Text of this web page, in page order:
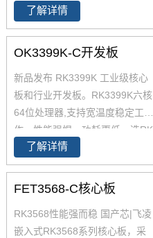
点、内存等作了大幅优化，在整
体性能、功耗及核心面积三个方
面提升。以下将对瑞芯微芯片RK
其性能做具体介绍。如您对飞凌
RK3399系列核心板有兴趣，欢
迎咨询了解。
了解详情
OK3399K-C开发板
新品发布 RK3399K 工业级核心
板和行业开发板。RK3399K六核
64位处理器,支持宽温度稳定工
作，性能强悍，功耗更低。选RK
3399K，飞凌值得信任。 OK339
9K-C吧基于瑞芯微RK3399芯片
平台精心设计的一款多功能行业
心模块与底板组成
了解详情
FET3568-C核心板
RK3568性能强而稳 国产芯|飞凌
嵌入式RK3568系列核心板，采